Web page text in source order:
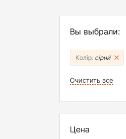
Вы выбрали:
Колір: сірий
Очистить все
Цена